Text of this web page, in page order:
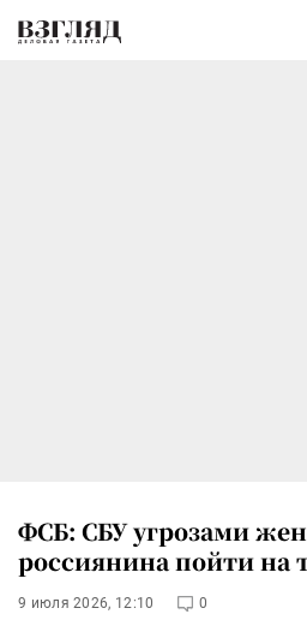
ФСБ: СБУ угрозами
россиянина пойти на
9 июля 2026, 12:10 0